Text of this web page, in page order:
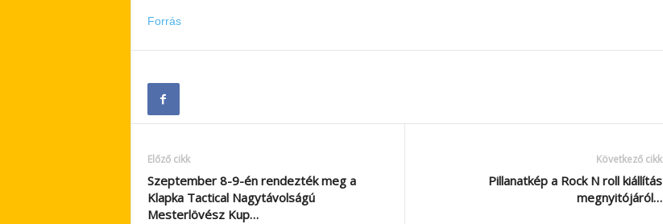
Forrás
Előző cikk
Szeptember 8-9-én rendezték meg a
Klapka Tactical Nagytávolságú
Mesterlövész Kup…
Következő cikk
Pillanatkép a Rock N roll kiállítás
megnyitójáról…